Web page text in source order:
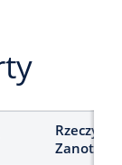
Rzeczy do